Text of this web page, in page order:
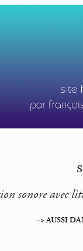
sonore avec
–> AUSSI